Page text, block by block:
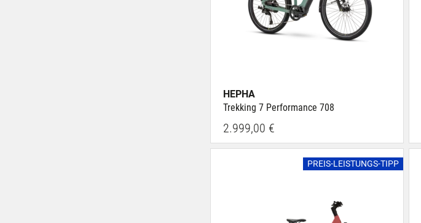
HEPHA
Trekking 7 Performance 708
2.999,00 €
PREIS-LEISTUNGS-TIPP